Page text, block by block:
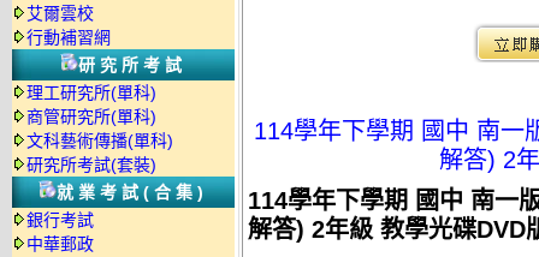
艾爾雲校
行動補習網
研究所考試
理工研究所(單科)
商管研究所(單科)
文科藝術傳播(單科)
研究所考試(套裝)
就業考試(合集)
銀行考試
中華郵政
114學年下學期 國中 南一
解答) 2
114學年下學期 國中 南一
解答) 2年級 教學光碟DVD